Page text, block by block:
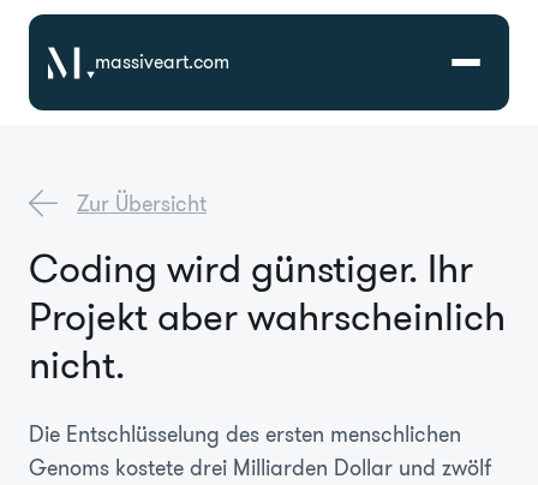
massiveart.com
Referenzen
Branchen
Karriere
Zur Übersicht
Coding wird günstiger. Ihr
Projekt aber wahrscheinlich
nicht.
Die Entschlüsselung des ersten menschlichen
Genoms kostete drei Milliarden Dollar und zwölf